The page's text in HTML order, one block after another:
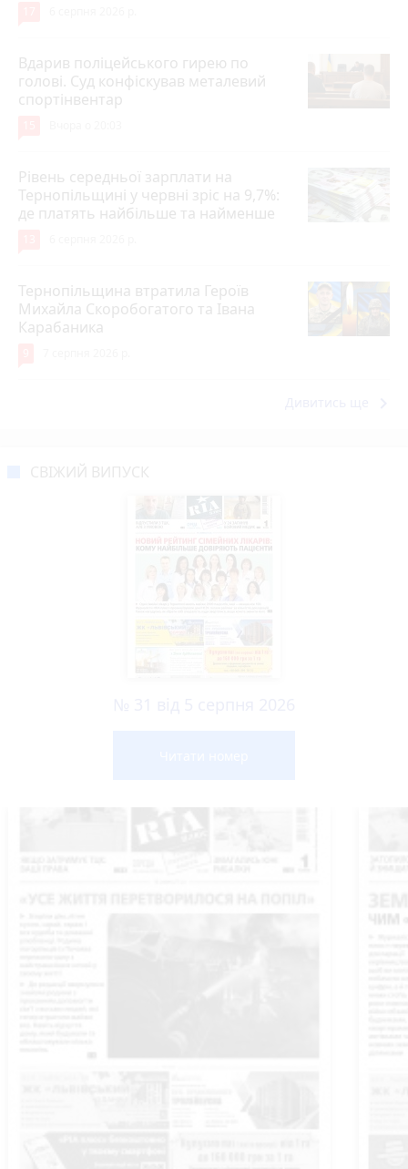
Вдарив поліцейського гирею по
голові. Суд конфіскував металевий
спортінвентар
Рівень середньої зарплати на
Тернопільщині у червні зріс на 9,7%:
де платять найбільше та найменше
Тернопільщина втратила Героїв
Михайла Скоробогатого та Івана
Карабаника